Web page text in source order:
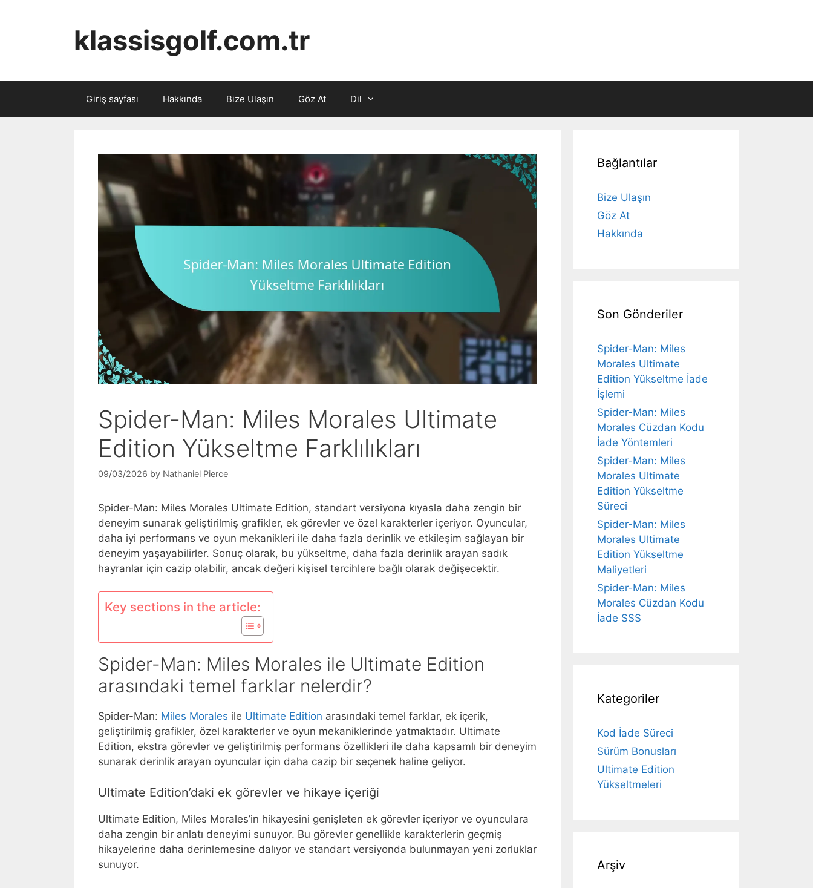
klassisgolf.com.tr
Giriş sayfası Hakkında Bize Ulaşın Göz At Dil
Spider-Man: Miles Morales Ultimate
Edition Yükseltme Farklılıkları
09/03/2026 by Nathaniel Pierce
Spider-Man: Miles Morales Ultimate Edition, standart versiyona kıyasla daha zengin bir
deneyim sunarak geliştirilmiş grafikler, ek görevler ve özel karakterler içeriyor. Oyuncular,
daha iyi performans ve oyun mekanikleri ile daha fazla derinlik ve etkileşim sağlayan bir
deneyim yaşayabilirler. Sonuç olarak, bu yükseltme, daha fazla derinlik arayan sadık
hayranlar için cazip olabilir, ancak değeri kişisel tercihlere bağlı olarak değişecektir.
Key sections in the article:
Spider-Man: Miles Morales ile Ultimate Edition
arasındaki temel farklar nelerdir?
Spider-Man: Miles Morales ile Ultimate Edition arasındaki temel farklar, ek içerik,
geliştirilmiş grafikler, özel karakterler ve oyun mekaniklerinde yatmaktadır. Ultimate
Edition, ekstra görevler ve geliştirilmiş performans özellikleri ile daha kapsamlı bir deneyim
sunarak derinlik arayan oyuncular için daha cazip bir seçenek haline geliyor.
Ultimate Edition’daki ek görevler ve hikaye içeriği
Ultimate Edition, Miles Morales’in hikayesini genişleten ek görevler içeriyor ve oyunculara
daha zengin bir anlatı deneyimi sunuyor. Bu görevler genellikle karakterlerin geçmiş
hikayelerine daha derinlemesine dalıyor ve standart versiyonda bulunmayan yeni zorluklar
sunuyor.
Bağlantılar
Bize Ulaşın
Göz At
Hakkında
Son Gönderiler
Spider-Man: Miles
Morales Ultimate
Edition Yükseltme İade
İşlemi
Spider-Man: Miles
Morales Cüzdan Kodu
İade Yöntemleri
Spider-Man: Miles
Morales Ultimate
Edition Yükseltme
Süreci
Spider-Man: Miles
Morales Ultimate
Edition Yükseltme
Maliyetleri
Spider-Man: Miles
Morales Cüzdan Kodu
İade SSS
Kategoriler
Kod İade Süreci
Sürüm Bonusları
Ultimate Edition
Yükseltmeleri
Arşiv